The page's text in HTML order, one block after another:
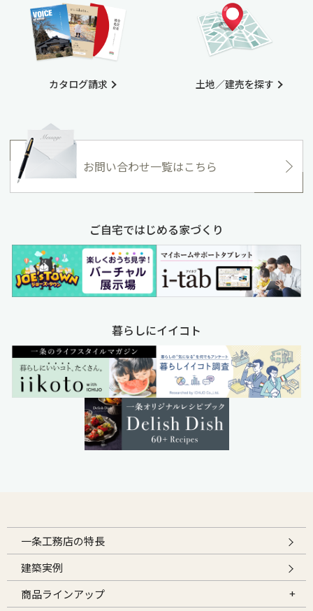
カタログ請求 土地／建売を探す
お問い合わせ一覧はこちら
ご自宅ではじめる家づくり
暮らしにイイコト
一条工務店の特長
建築実例
商品ラインアップ